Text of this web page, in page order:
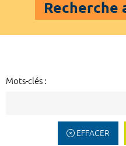
Recherche
Mots-clés :
EFFACER